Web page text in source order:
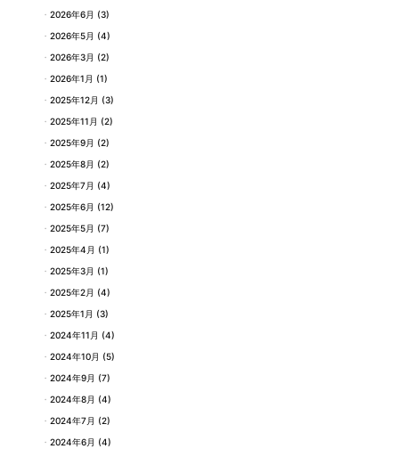
2026年6月 (3)
2026年5月 (4)
2026年3月 (2)
2026年1月 (1)
2025年12月 (3)
2025年11月 (2)
2025年9月 (2)
2025年8月 (2)
2025年7月 (4)
2025年6月 (12)
2025年5月 (7)
2025年4月 (1)
2025年3月 (1)
2025年2月 (4)
2025年1月 (3)
2024年11月 (4)
2024年10月 (5)
2024年9月 (7)
2024年8月 (4)
2024年7月 (2)
2024年6月 (4)